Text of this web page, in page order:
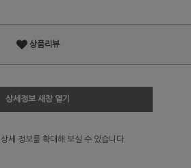
상품리뷰
상세정보 새창 열기
상세 정보를 확대해 보실 수 있습니다.